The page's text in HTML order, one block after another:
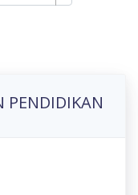
PENDIDIKAN